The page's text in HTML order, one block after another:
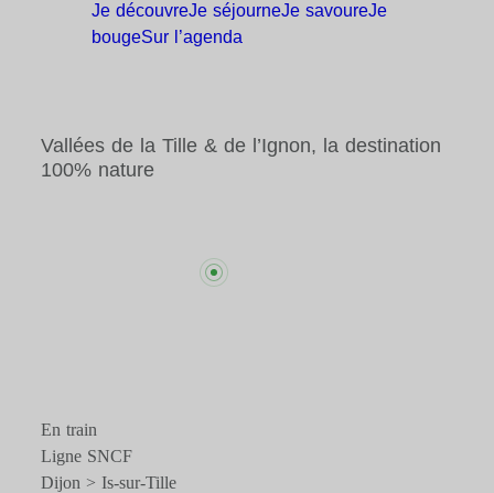
Je découvreJe séjourneJe savoureJe
bougeSur l’agenda
Vallées de la Tille & de l’Ignon, la destination
100% nature
En train
Ligne SNCF
Dijon > Is-sur-Tille